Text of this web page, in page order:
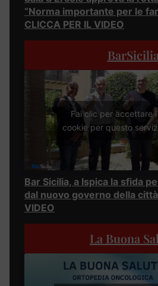
“Norma importante per le
CLICCA PER IL VIDEO
BarSicilia
Fai clic per accettare i
cookie per questo
Bar Sicilia, a Ispica la sfida
dal nuovo governo della città
VIDEO
La Buona